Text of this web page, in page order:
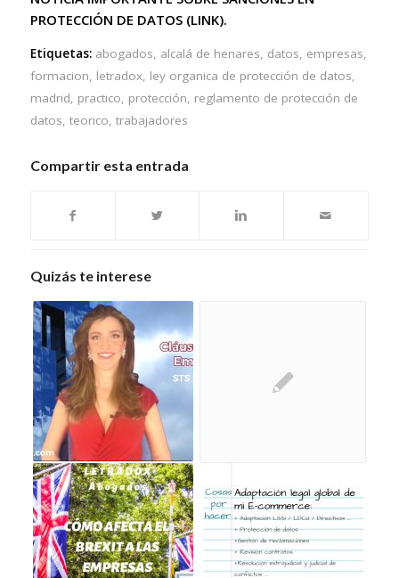
PROTECCIÓN DE DATOS (LINK).
Etiquetas: abogados, alcalá de henares, datos, empresas,
formacion, letradox, ley organica de protección de datos,
madrid, practico, protección, reglamento de protección de
datos, teorico, trabajadores
Compartir esta entrada
Quizás te interese